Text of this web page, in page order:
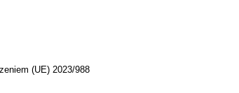
(UE) 2023/988